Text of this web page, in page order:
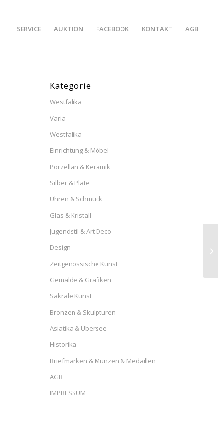
SERVICE AUKTION FACEBOOK KONTAKT AGB
Kategorie
Westfalika
Varia
Westfalika
Einrichtung & Möbel
Porzellan & Keramik
Silber & Plate
Uhren & Schmuck
Glas & Kristall
Jugendstil & Art Deco
Design
Zeitgenössische Kunst
Gemälde & Grafiken
Sakrale Kunst
Bronzen & Skulpturen
Asiatika & Übersee
Historika
Briefmarken & Münzen & Medaillen
AGB
IMPRESSUM